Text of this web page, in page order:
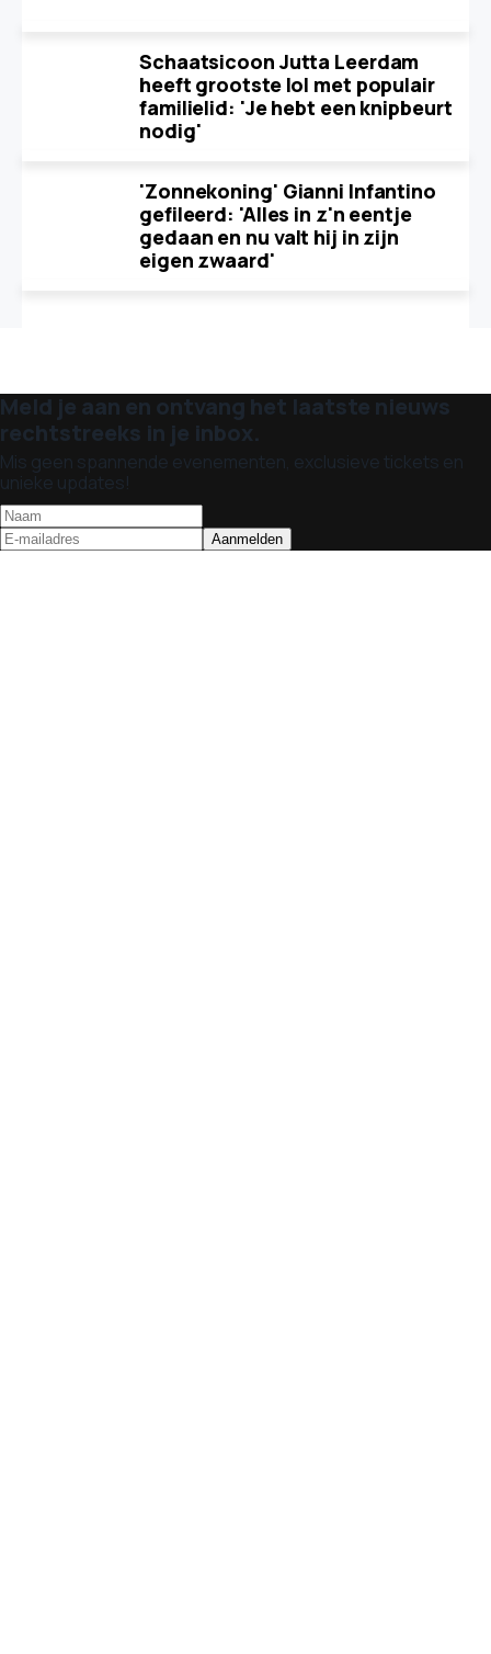
Schaatsicoon Jutta Leerdam
heeft grootste lol met populair
familielid: 'Je hebt een knipbeurt
nodig'
'Zonnekoning' Gianni Infantino
gefileerd: 'Alles in z'n eentje
gedaan en nu valt hij in zijn
eigen zwaard'
Meld je aan en ontvang het laatste nieuws
rechtstreeks in je inbox.
Mis geen spannende evenementen, exclusieve tickets en
unieke updates!